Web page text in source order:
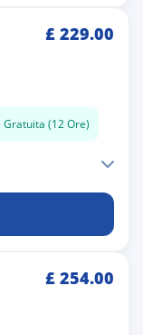
£ 229.00
(12 Ore)
£ 254.00